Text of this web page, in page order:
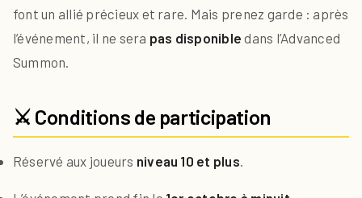
font un allié précieux et rare. Mais prenez garde : après
l’événement, il ne sera pas disponible dans l’Advanced
Summon.
⚔️ Conditions de participation
Réservé aux joueurs niveau 10 et plus.